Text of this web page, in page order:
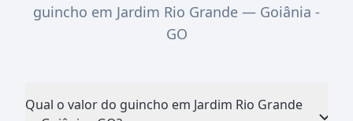
guincho em Jardim Rio Grande — Goiânia -
GO
Qual o valor do guincho em Jardim Rio Grande